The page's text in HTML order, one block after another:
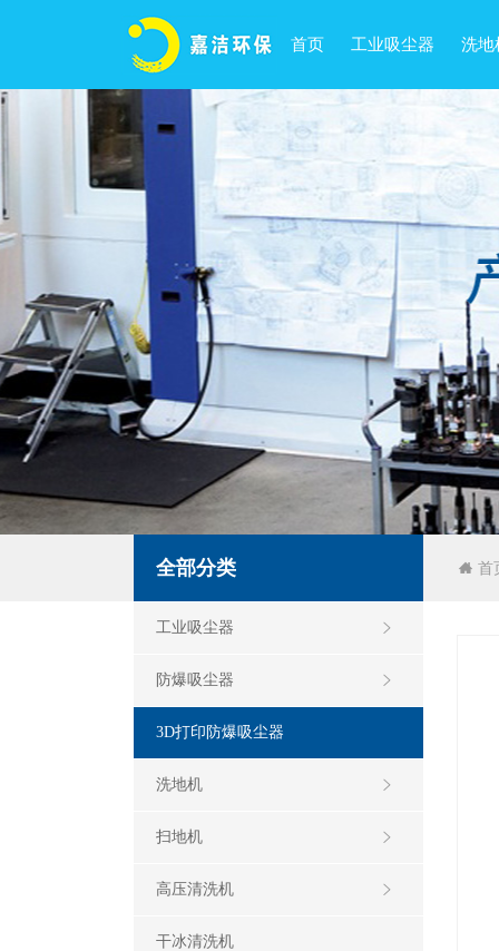
首页 工业吸尘器 洗地
首
全部分类
工业吸尘器
防爆吸尘器
3D打印防爆吸尘器
洗地机
扫地机
高压清洗机
干冰清洗机